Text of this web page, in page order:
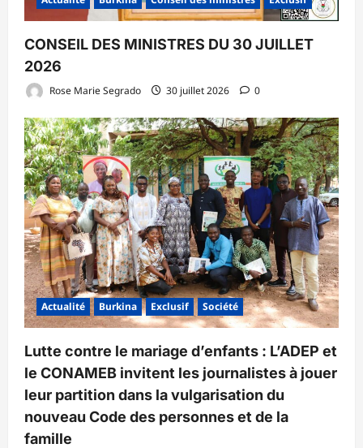
CONSEIL DES MINISTRES DU 30 JUILLET
2026
Rose Marie Segrado 30 juillet 2026 0
Actualité Burkina Exclusif Société
Lutte contre le mariage d’enfants : L’ADEP et
le CONAMEB invitent les journalistes à jouer
leur partition dans la vulgarisation du
nouveau Code des personnes et de la
famille